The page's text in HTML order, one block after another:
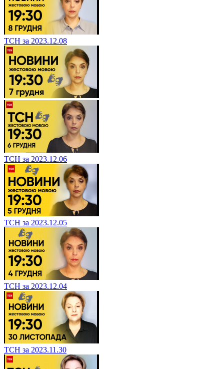
ТСН за 2023.12.08
ТСН за 2023.12.06
ТСН за 2023.12.05
ТСН за 2023.12.04
ТСН за 2023.11.30